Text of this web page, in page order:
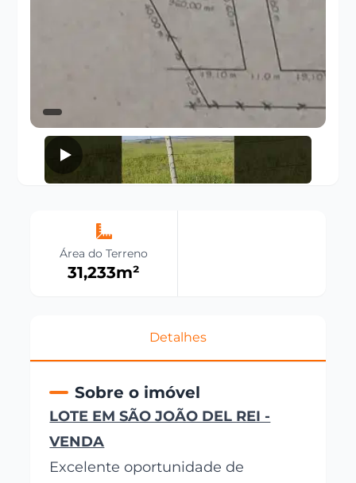
Área do Terreno
31,233m²
Detalhes
Sobre o imóvel
LOTE EM SÃO JOÃO DEL REI -
VENDA
Excelente oportunidade de